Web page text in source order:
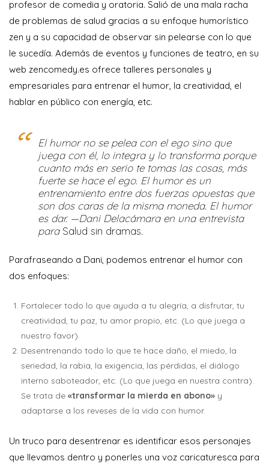
profesor de comedia y oratoria. Salió de una mala racha
de problemas de salud gracias a su enfoque humorístico
zen y a su capacidad de observar sin pelearse con lo que
le sucedía. Además de eventos y funciones de teatro, en su
web zencomedy.es ofrece talleres personales y
empresariales para entrenar el humor, la creatividad, el
hablar en público con energía, etc.
El humor no se pelea con el ego sino que
juega con él, lo integra y lo transforma porque
cuanto más en serio te tomas las cosas, más
fuerte se hace el ego. El humor es un
entrenamiento entre dos fuerzas opuestas que
son dos caras de la misma moneda. El humor
es dar. —Dani Delacámara en una entrevista
para Salud sin dramas.
Parafraseando a Dani, podemos entrenar el humor con
dos enfoques:
Fortalecer todo lo que ayuda a tu alegría, a disfrutar, tu
creatividad, tu paz, tu amor propio, etc. (Lo que juega a
nuestro favor).
Desentrenando todo lo que te hace daño, el miedo, la
seriedad, la rabia, la exigencia, las pérdidas, el diálogo
interno saboteador, etc. (Lo que juega en nuestra contra).
Se trata de «transformar la mierda en abono» y
adaptarse a los reveses de la vida con humor.
Un truco para desentrenar es identificar esos personajes
que llevamos dentro y ponerles una voz caricaturesca para